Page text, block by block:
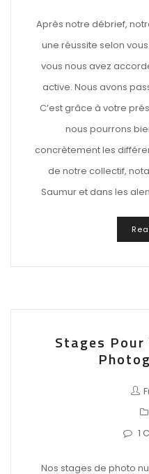
Après notre débrief,
une réussite selon
vous nous avez
active. Nous avons
C’est grâce à votre
nous pourrons
concrètement les
de notre collectif,
Saumur et dans les
Stages
1
Nos stages de photo